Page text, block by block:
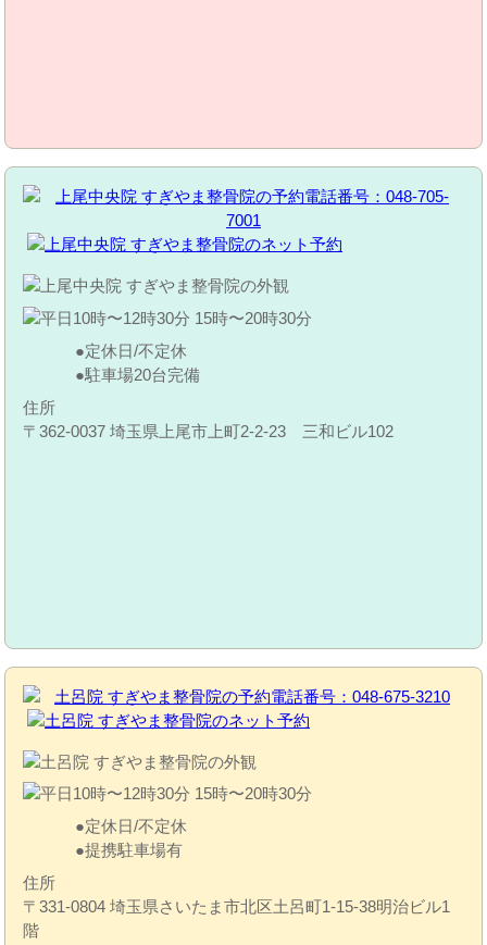
定休日/不定休
駐車場20台完備
住所
〒362-0037 埼玉県上尾市上町2-2-23 三和ビル102
定休日/不定休
提携駐車場有
住所
〒331-0804 埼玉県さいたま市北区土呂町1-15-38明治ビル1
階